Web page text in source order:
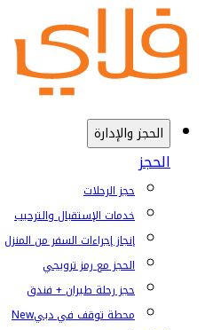
الحجز والإدارة
الحجز
حجز الرحلات
خدمات الإستقبال والترحيب
إنجاز إجراءات السفر من المنزل
الحجز مع رمز ترويجي
حجز رحلة طيران + فندق
محطة توقف في دبيNew